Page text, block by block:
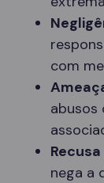
com
nega a